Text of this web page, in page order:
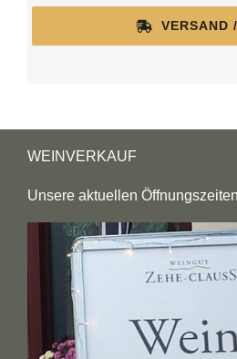
VERSAND
WEINVERKAUF
Unsere aktuellen